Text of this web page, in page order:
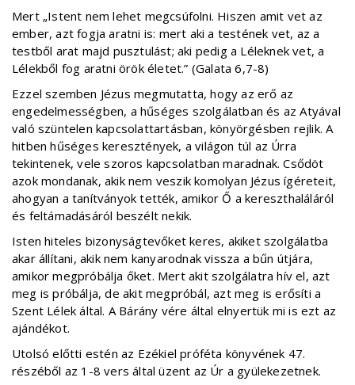
Mert „Istent nem lehet megcsúfolni. Hiszen amit vet az
ember, azt fogja aratni is: mert aki a testének vet, az a
testből arat majd pusztulást; aki pedig a Léleknek vet, a
Lélekből fog aratni örök életet.” (Galata 6,7-8)
Ezzel szemben Jézus megmutatta, hogy az erő az
engedelmességben, a hűséges szolgálatban és az Atyával
való szüntelen kapcsolattartásban, könyörgésben rejlik. A
hitben hűséges keresztények, a világon túl az Úrra
tekintenek, vele szoros kapcsolatban maradnak. Csődöt
azok mondanak, akik nem veszik komolyan Jézus ígéreteit,
ahogyan a tanítványok tették, amikor Ő a kereszthaláláról
és feltámadásáról beszélt nekik.
Isten hiteles bizonyságtevőket keres, akiket szolgálatba
akar állítani, akik nem kanyarodnak vissza a bűn útjára,
amikor megpróbálja őket. Mert akit szolgálatra hív el, azt
meg is próbálja, de akit megpróbál, azt meg is erősíti a
Szent Lélek által. A Bárány vére által elnyertük mi is ezt az
ajándékot.
Utolsó előtti estén az Ezékiel próféta könyvének 47.
részéből az 1-8 vers által üzent az Úr a gyülekezetnek.